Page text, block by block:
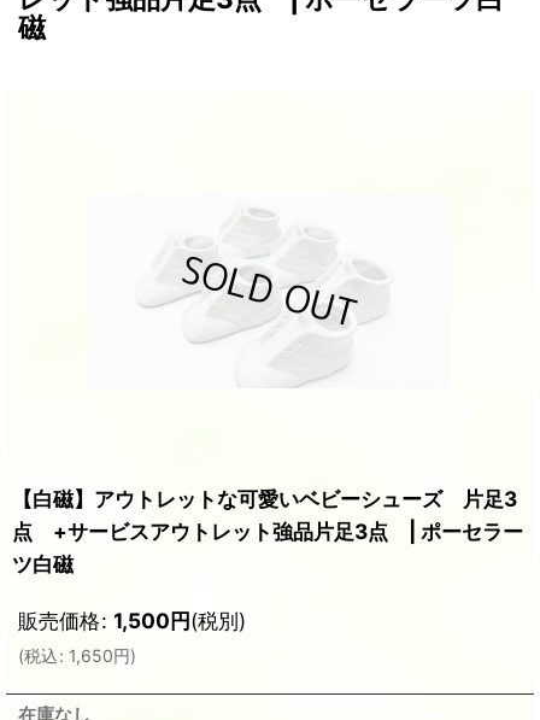
磁
【白磁】アウトレットな可愛いベビーシューズ 片足3
点 +サービスアウトレット強品片足3点 | ポーセラー
ツ白磁
販売価格: 1,500円(税別)
(税込: 1,650円)
在庫なし